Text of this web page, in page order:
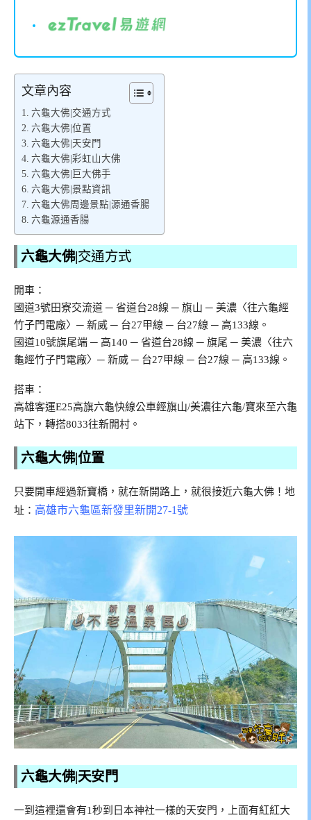
文章內容
六龜大佛|交通方式
六龜大佛|位置
六龜大佛|天安門
六龜大佛|彩虹山大佛
六龜大佛|巨大佛手
六龜大佛|景點資訊
六龜大佛周邊景點|源通香腸
六龜源通香腸
六龜大佛|交通方式
開車：
國道3號田寮交流道 ─ 省道台28線 ─ 旗山 ─ 美濃〈往六龜經
竹子門電廠〉─ 新威 ─ 台27甲線 ─ 台27線 ─ 高133線。
國道10號旗尾端 ─ 高140 ─ 省道台28線 ─ 旗尾 ─ 美濃〈往六
龜經竹子門電廠〉─ 新威 ─ 台27甲線 ─ 台27線 ─ 高133線。
搭車：
高雄客運E25高旗六龜快線公車經旗山/美濃往六龜/寶來至六龜
站下，轉搭8033往新開村。
六龜大佛|位置
只要開車經過新寶橋，就在新開路上，就很接近六龜大佛！地
址： 高雄市六龜區新發里新開27-1號
六龜大佛|天安門
一到這裡還會有1秒到日本神社一樣的天安門，上面有紅紅大